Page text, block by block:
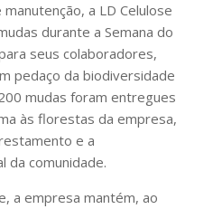
a LD Celulose
durante a Semana do
seus colaboradores,
pedaço da biodiversidade
mudas foram entregues
às florestas da empresa,
e a
da comunidade.
a empresa mantém, ao